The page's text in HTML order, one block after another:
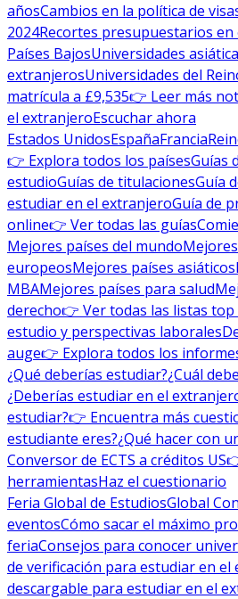
añosCambios en la política de
2024Recortes presupuestarios
Países BajosUniversidades
extranjerosUniversidades del
matrícula a £9,535👉 Leer más
el extranjeroEscuchar ahora
Estados UnidosEspañaFrancia
👉 Explora todos los paísesGuías
estudioGuías de titulacionesGuía
estudiar en el extranjeroGuía de
online👉 Ver todas las guías
Mejores países del mundo
europeosMejores países asiáticos
MBAMejores países para salud
derecho👉 Ver todas las listas top
estudio y perspectivas laborales
auge👉 Explora todos los
¿Qué deberías estudiar?¿Cuál
¿Deberías estudiar en el
estudiar?👉 Encuentra más
estudiante eres?¿Qué hacer con
Conversor de ECTS a créditos US
herramientasHaz el cuestionario
Feria Global de EstudiosGlobal
eventosCómo sacar el máximo
feriaConsejos para conocer
de verificación para estudiar en el
descargable para estudiar en el